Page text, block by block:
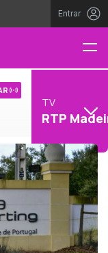
Entrar
TV
RTP